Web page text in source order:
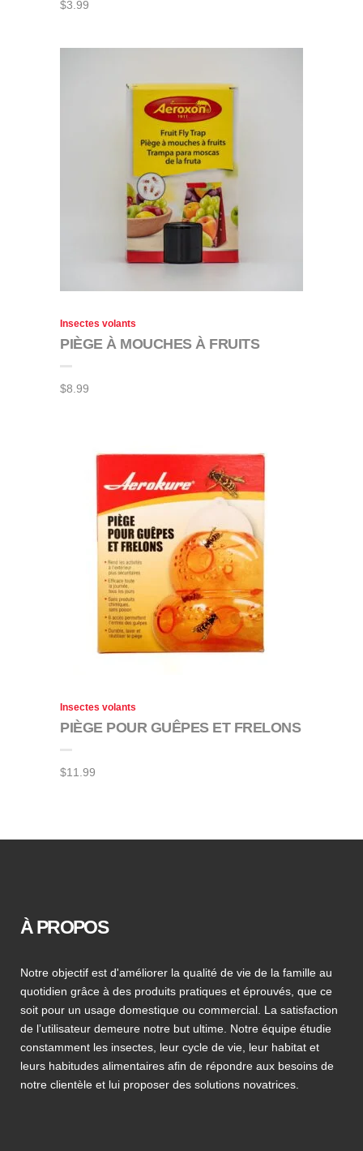
$3.99
Insectes volants
PIÈGE À MOUCHES À FRUITS
$8.99
Insectes volants
PIÈGE POUR GUÊPES ET FRELONS
$11.99
À PROPOS
Notre objectif est d'améliorer la qualité de vie de la famille au
quotidien grâce à des produits pratiques et éprouvés, que ce
soit pour un usage domestique ou commercial. La satisfaction
de l’utilisateur demeure notre but ultime. Notre équipe étudie
constamment les insectes, leur cycle de vie, leur habitat et
leurs habitudes alimentaires afin de répondre aux besoins de
notre clientèle et lui proposer des solutions novatrices.